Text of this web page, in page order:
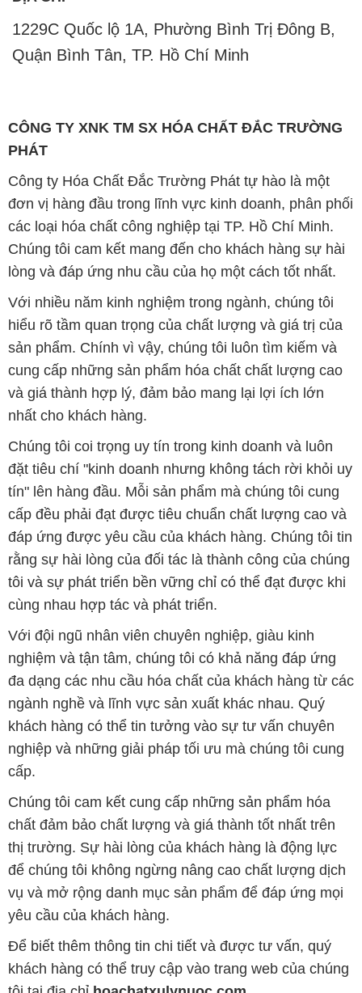
1229C Quốc lộ 1A, Phường Bình Trị Đông B,
Quận Bình Tân, TP. Hồ Chí Minh
CÔNG TY XNK TM SX HÓA CHẤT ĐẮC TRƯỜNG
PHÁT
Công ty Hóa Chất Đắc Trường Phát tự hào là một
đơn vị hàng đầu trong lĩnh vực kinh doanh, phân phối
các loại hóa chất công nghiệp tại TP. Hồ Chí Minh.
Chúng tôi cam kết mang đến cho khách hàng sự hài
lòng và đáp ứng nhu cầu của họ một cách tốt nhất.
Với nhiều năm kinh nghiệm trong ngành, chúng tôi
hiểu rõ tầm quan trọng của chất lượng và giá trị của
sản phẩm. Chính vì vậy, chúng tôi luôn tìm kiếm và
cung cấp những sản phẩm hóa chất chất lượng cao
và giá thành hợp lý, đảm bảo mang lại lợi ích lớn
nhất cho khách hàng.
Chúng tôi coi trọng uy tín trong kinh doanh và luôn
đặt tiêu chí "kinh doanh nhưng không tách rời khỏi uy
tín" lên hàng đầu. Mỗi sản phẩm mà chúng tôi cung
cấp đều phải đạt được tiêu chuẩn chất lượng cao và
đáp ứng được yêu cầu của khách hàng. Chúng tôi tin
rằng sự hài lòng của đối tác là thành công của chúng
tôi và sự phát triển bền vững chỉ có thể đạt được khi
cùng nhau hợp tác và phát triển.
Với đội ngũ nhân viên chuyên nghiệp, giàu kinh
nghiệm và tận tâm, chúng tôi có khả năng đáp ứng
đa dạng các nhu cầu hóa chất của khách hàng từ các
ngành nghề và lĩnh vực sản xuất khác nhau. Quý
khách hàng có thể tin tưởng vào sự tư vấn chuyên
nghiệp và những giải pháp tối ưu mà chúng tôi cung
cấp.
Chúng tôi cam kết cung cấp những sản phẩm hóa
chất đảm bảo chất lượng và giá thành tốt nhất trên
thị trường. Sự hài lòng của khách hàng là động lực
để chúng tôi không ngừng nâng cao chất lượng dịch
vụ và mở rộng danh mục sản phẩm để đáp ứng mọi
yêu cầu của khách hàng.
Để biết thêm thông tin chi tiết và được tư vấn, quý
khách hàng có thể truy cập vào trang web của chúng